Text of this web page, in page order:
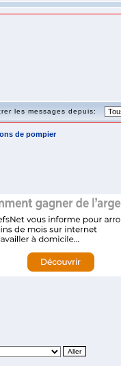
les messages depuis:
de pompier